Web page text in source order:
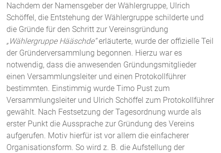
Nachdem der Namensgeber der Wählergruppe, Ulrich
Schöffel, die Entstehung der Wählergruppe schilderte und
die Gründe für den Schritt zur Vereinsgründung
„Wählergruppe Hääschde“erläuterte, wurde der offizielle Teil
der Gründerversammlung begonnen. Hierzu war es
notwendig, dass die anwesenden Gründungsmitglieder
einen Versammlungsleiter und einen Protokollführer
bestimmten. Einstimmig wurde Timo Pust zum
Versammlungsleiter und Ulrich Schöffel zum Protokollführer
gewählt. Nach Festsetzung der Tagesordnung wurde als
erster Punkt die Aussprache zur Gründung des Vereins
aufgerufen. Motiv hierfür ist vor allem die einfacherer
Organisationsform. So wird z. B. die Aufstellung der